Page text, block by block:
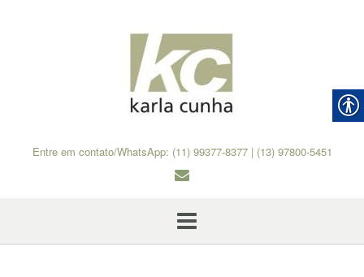
Entre em contato/WhatsApp: (11) 99377-8377 | (13) 97800-5451